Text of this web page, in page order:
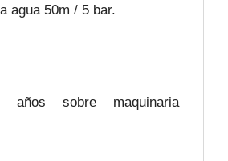
agua 50m / 5 bar.
sobre maquinaria